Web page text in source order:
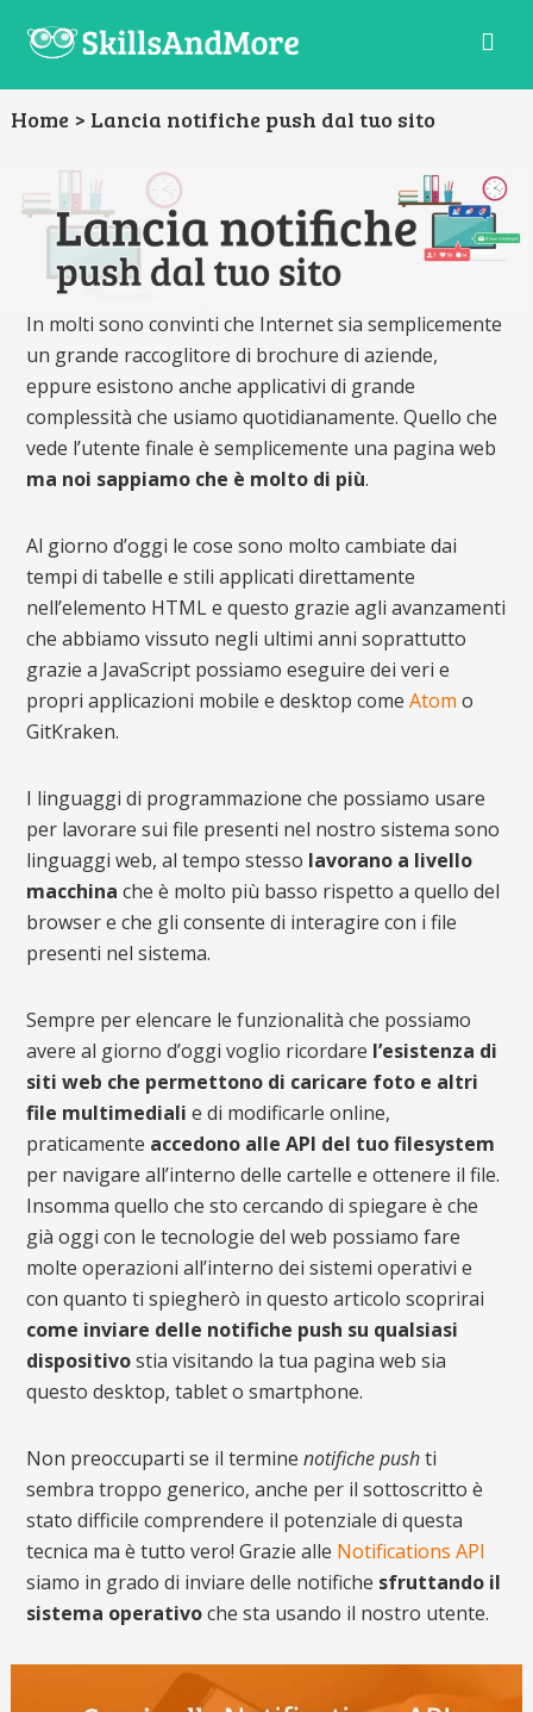
La
scuola
digitale
sviluppatori
del
domani
Lancia notifiche push dal tuo sito
In molti sono convinti che Internet sia semplicemente
un grande raccoglitore di brochure di aziende,
eppure esistono anche applicativi di grande
complessità che usiamo quotidianamente. Quello che
vede l’utente finale è semplicemente una pagina web
ma noi sappiamo che è molto di più.
Al giorno d’oggi le cose sono molto cambiate dai
tempi di tabelle e stili applicati direttamente
nell’elemento HTML e questo grazie agli avanzamenti
che abbiamo vissuto negli ultimi anni soprattutto
grazie a JavaScript possiamo eseguire dei veri e
propri applicazioni mobile e desktop come Atom o
GitKraken.
I linguaggi di programmazione che possiamo usare
per lavorare sui file presenti nel nostro sistema sono
linguaggi web, al tempo stesso lavorano a livello
macchina che è molto più basso rispetto a quello del
browser e che gli consente di interagire con i file
presenti nel sistema.
Sempre per elencare le funzionalità che possiamo
avere al giorno d’oggi voglio ricordare l’esistenza di
siti web che permettono di caricare foto e altri
file multimediali e di modificarle online,
praticamente accedono alle API del tuo filesystem
per navigare all’interno delle cartelle e ottenere il file.
Insomma quello che sto cercando di spiegare è che
già oggi con le tecnologie del web possiamo fare
molte operazioni all’interno dei sistemi operativi e
con quanto ti spiegherò in questo articolo scoprirai
come inviare delle notifiche push su qualsiasi
dispositivostia visitando la tua pagina web sia
questo desktop, tablet o smartphone.
Non preoccuparti se il termine notifiche pushti
sembra troppo generico, anche per il sottoscritto è
stato difficile comprendere il potenziale di questa
tecnica ma è tutto vero! Grazie alle Notifications API
siamo in grado di inviare delle notifiche sfruttando il
sistema operativoche sta usando il nostro utente.